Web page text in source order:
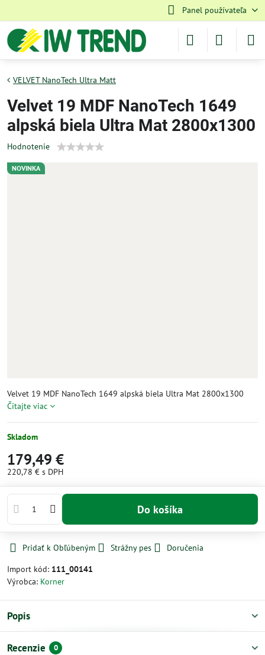
Panel používateľa
NOVINKA
VELVET NanoTech Ultra Matt
Velvet 19 MDF NanoTech 1649
alpská biela Ultra Mat 2800x1300
Hodnotenie
Velvet 19 MDF NanoTech 1649 alpská biela Ultra Mat 2800x1300
Čítajte viac
Skladom
179,49 €
220,78 € s DPH
Do košíka
Pridať k Obľúbeným Strážny pes
Doručenia
Import kód: 111_00141
Výrobca: Korner
Popis
Recenzie 0